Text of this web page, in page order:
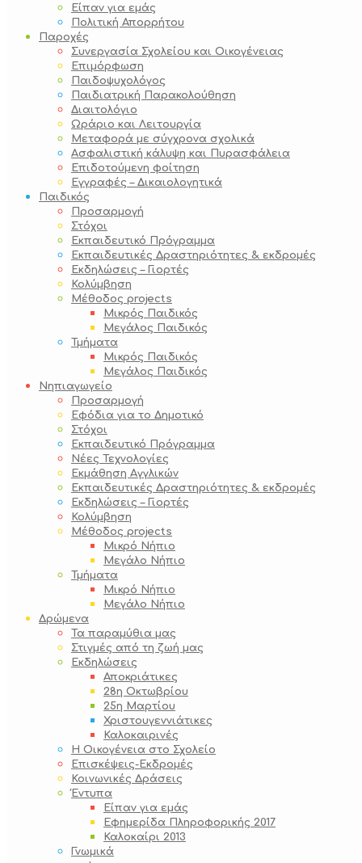
Είπαν για εμάς
Πολιτική Απορρήτου
Παροχές
Συνεργασία Σχολείου και Οικογένειας
Επιμόρφωση
Παιδοψυχολόγος
Παιδιατρική Παρακολούθηση
Διαιτολόγιο
Ωράριο και Λειτουργία
Μεταφορά με σύγχρονα σχολικά
Ασφαλιστική κάλυψη και Πυρασφάλεια
Επιδοτούμενη φοίτηση
Εγγραφές – Δικαιολογητικά
Παιδικός
Προσαρμογή
Στόχοι
Εκπαιδευτικό Πρόγραμμα
Εκπαιδευτικές Δραστηριότητες & εκδρομές
Εκδηλώσεις – Γιορτές
Κολύμβηση
Μέθοδος projects
Μικρός Παιδικός
Μεγάλος Παιδικός
Τμήματα
Μικρός Παιδικός
Μεγάλος Παιδικός
Νηπιαγωγείο
Προσαρμογή
Εφόδια για το Δημοτικό
Στόχοι
Εκπαιδευτικό Πρόγραμμα
Νέες Τεχνολογίες
Εκμάθηση Αγγλικών
Εκπαιδευτικές Δραστηριότητες & εκδρομές
Εκδηλώσεις – Γιορτές
Κολύμβηση
Μέθοδος projects
Μικρό Νήπιο
Μεγάλο Νήπιο
Τμήματα
Μικρό Νήπιο
Μεγάλο Νήπιο
Δρώμενα
Τα παραμύθια μας
Στιγμές από τη ζωή μας
Εκδηλώσεις
Αποκριάτικες
28η Οκτωβρίου
25η Μαρτίου
Χριστουγεννιάτικες
Καλοκαιρινές
Η Οικογένεια στο Σχολείο
Επισκέψεις-Εκδρομές
Κοινωνικές Δράσεις
Έντυπα
Είπαν για εμάς
Εφημερίδα Πληροφορικής 2017
Καλοκαίρι 2013
Γνωμικά